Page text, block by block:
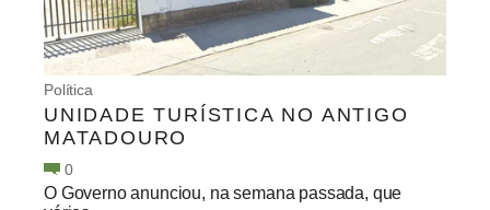
Política
UNIDADE TURÍSTICA NO ANTIGO
MATADOURO
0
O Governo anunciou, na semana passada, que